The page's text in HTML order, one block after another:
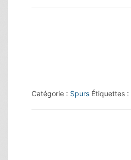
Cissoko
Catégorie : Spurs Étiquettes :